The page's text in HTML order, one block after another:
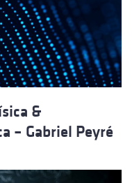
&
– Gabriel Peyré